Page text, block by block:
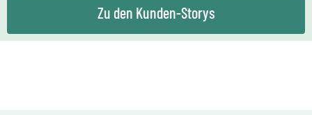
Zu den Kunden-Storys